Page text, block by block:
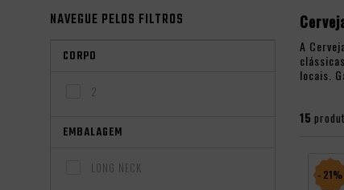
NAVEGUE PELOS FILTROS
CORPO
2
EMBALAGEM
LONG NECK
A
locais.
15
- 21%